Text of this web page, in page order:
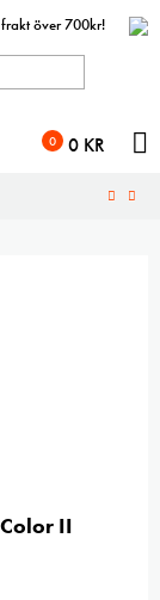
frakt över 700kr!
0 0 KR
II